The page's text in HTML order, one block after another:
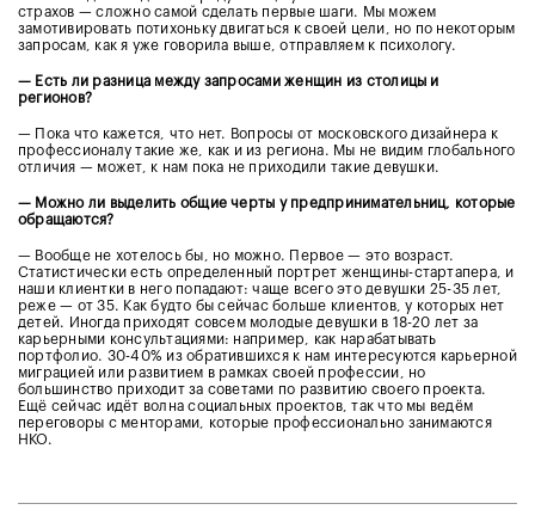
страхов — сложно самой сделать первые шаги. Мы можем
замотивировать потихоньку двигаться к своей цели, но по некоторым
запросам, как я уже говорила выше, отправляем к психологу.
— Есть ли разница между запросами женщин из столицы и
регионов?
— Пока что кажется, что нет. Вопросы от московского дизайнера к
профессионалу такие же, как и из региона. Мы не видим глобального
отличия — может, к нам пока не приходили такие девушки.
— Можно ли выделить общие черты у предпринимательниц, которые
обращаются?
— Вообще не хотелось бы, но можно. Первое — это возраст.
Статистически есть определенный портрет женщины-стартапера, и
наши клиентки в него попадают: чаще всего это девушки 25-35 лет,
реже — от 35. Как будто бы сейчас больше клиентов, у которых нет
детей. Иногда приходят совсем молодые девушки в 18-20 лет за
карьерными консультациями: например, как нарабатывать
портфолио. 30-40% из обратившихся к нам интересуются карьерной
миграцией или развитием в рамках своей профессии, но
большинство приходит за советами по развитию своего проекта.
Ещё сейчас идёт волна социальных проектов, так что мы ведём
переговоры с менторами, которые профессионально занимаются
НКО.